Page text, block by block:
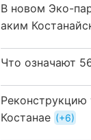
В новом Эко-
аким
Что означают
Реконструкцию
Костанае
+6